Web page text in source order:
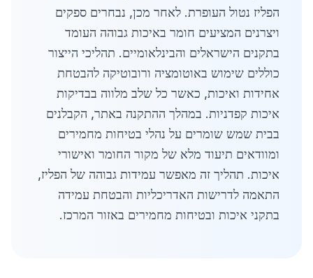
הפליז נטול העופרת. לאחר מכן, נבחרים ספקים
ויצרנים המציעים חומר באיכות גבוהה העומד
בתקנים הישראלים והבינלאומיים. תהליכי הייצור
כוללים שימוש באוטומציה ורובוטיקה להבטחת
אחידות ואיכות, כאשר כל שלב מלווה בבדיקות
איכות קפדניות. במהלך ההתקנה באתר, הקבלנים
בבית שמש שומרים על נהלי בטיחות מחמירים
ומוודאים תיעוד מלא של מקור החומר ואישורי
איכות. תהליך זה מאפשר עמידות גבוהה של הפליז,
התאמה לדרישות האדריכליות והבטחת עמידה
בתקני איכות ובטיחות מחמירים באזור המרכז.